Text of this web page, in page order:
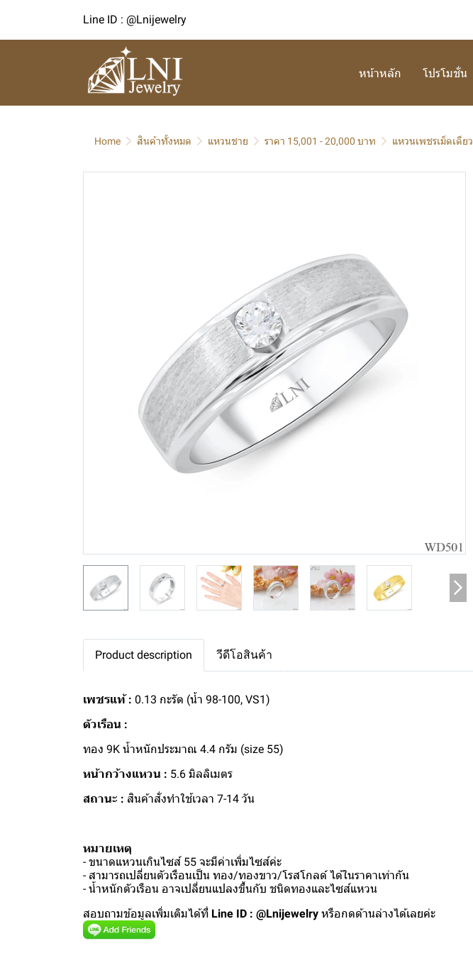
Line ID : @Lnijewelry
หน้าหลัก โปรโมชั่น
Home สินค้าทั้งหมด แหวนชาย ราคา 15,001 - 20,000 บาท แหวนเพชรเม็ดเดียว
Product description วีดีโอสินค้า
เพชรแท้ : 0.13 กะรัต (น้ำ 98-100, VS1)
ตัวเรือน :
ทอง 9K น้ำหนักประมาณ 4.4 กรัม (size 55)
หน้ากว้างแหวน : 5.6 มิลลิเมตร
สถานะ : สินค้าสั่งทำใช้เวลา 7-14 วัน
หมายเหตุ
- ขนาดแหวนเกินไซส์ 55 จะมีค่าเพิ่มไซส์ค่ะ
- สามารถเปลี่ยนตัวเรือนเป็น ทอง/ทองขาว/โรสโกลด์ ได้ในราคาเท่ากัน
- น้ำหนักตัวเรือน อาจเปลี่ยนแปลงขึ้นกับ ชนิดทองและไซส์แหวน
สอบถามข้อมูลเพิ่มเติมได้ที่ Line ID : @Lnijewelry หรือกดด้านล่างได้เลยค่ะ